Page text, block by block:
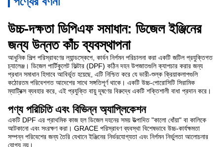
উচ্চ-দক্ষতা ডিপিএফ সমাধান: ডিজেল ইঞ্জিনের
জন্য উন্নত কাঁচ ব্যবস্থাপনা
আধুনিক শিল্প পরিস্রাবণের ল্যান্ডস্কেপে, কার্বন নির্গমন পরিচালনা করা একটি জটিল প্রযুক্তিগত
চ্যালেঞ্জ। ডিজেল পার্টিকুলেট ফিল্টার (DPF) কঠিন দহন উপজাতগুলি ক্যাপচার করার জন্য
প্রধান সমাধান হিসাবে আবির্ভূত হয়েছে, এটি নিশ্চিত করে যে ভারী-শুল্ক ক্রিয়াকলাপগুলি
কঠোরতম পরিবেশগত আদেশের সাথে সঙ্গতিপূর্ণ থাকে। একটি উচ্চ-পোরোসিটি সিরামিক
ম্যাট্রিক্স ব্যবহার করে, এই প্রযুক্তি বায়ু দূষণের বিরুদ্ধে একটি শক্তিশালী বাধা প্রদান করে।
পণ্য পরিচিতি এবং বিভিন্ন অ্যাপ্লিকেশন
একটি DPF এর প্রাথমিক কাজ হল ডিজেল দহনের সময় উত্পাদিত "কালো ধোঁয়া" বা কালিকে
আটকানো এবং সংরক্ষণ করা। GRACE পরিস্রাবণ ব্যবস্থা বিশেষভাবে উচ্চ-কার্যক্ষমতা
সম্পন্ন পরিবেশের জন্য তৈরি যেখানে ইঞ্জিনের নির্ভরযোগ্যতা এবং নির্গমন নির্ভুলতা আলোচনার
যোগ্য নয়।